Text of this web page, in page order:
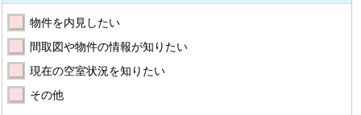
物件を内見したい
間取図や物件の情報が知りたい
現在の空室状況を知りたい
その他